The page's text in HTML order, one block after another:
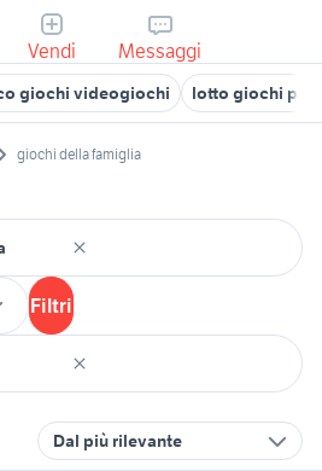
Vendi Messaggi
giochi videogiochi lotto giochi ps1
giochi della famiglia
Filtri
Dal più rilevante